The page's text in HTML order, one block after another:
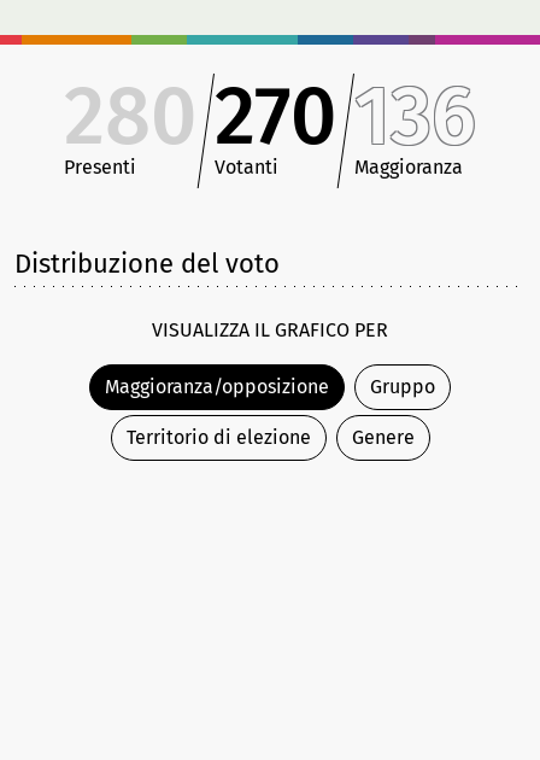
280
Presenti
270
Votanti
136
Maggioranza
Distribuzione del voto
VISUALIZZA IL GRAFICO PER
Maggioranza/opposizione Gruppo
Territorio di elezione Genere